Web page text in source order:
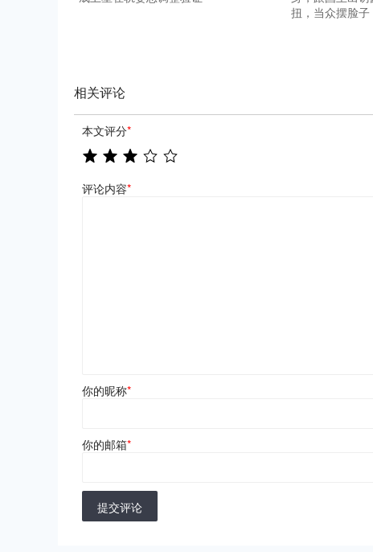
扭，当众摆脸子
相关评论
本文评分*
评论内容*
你的昵称*
你的邮箱*
提交评论